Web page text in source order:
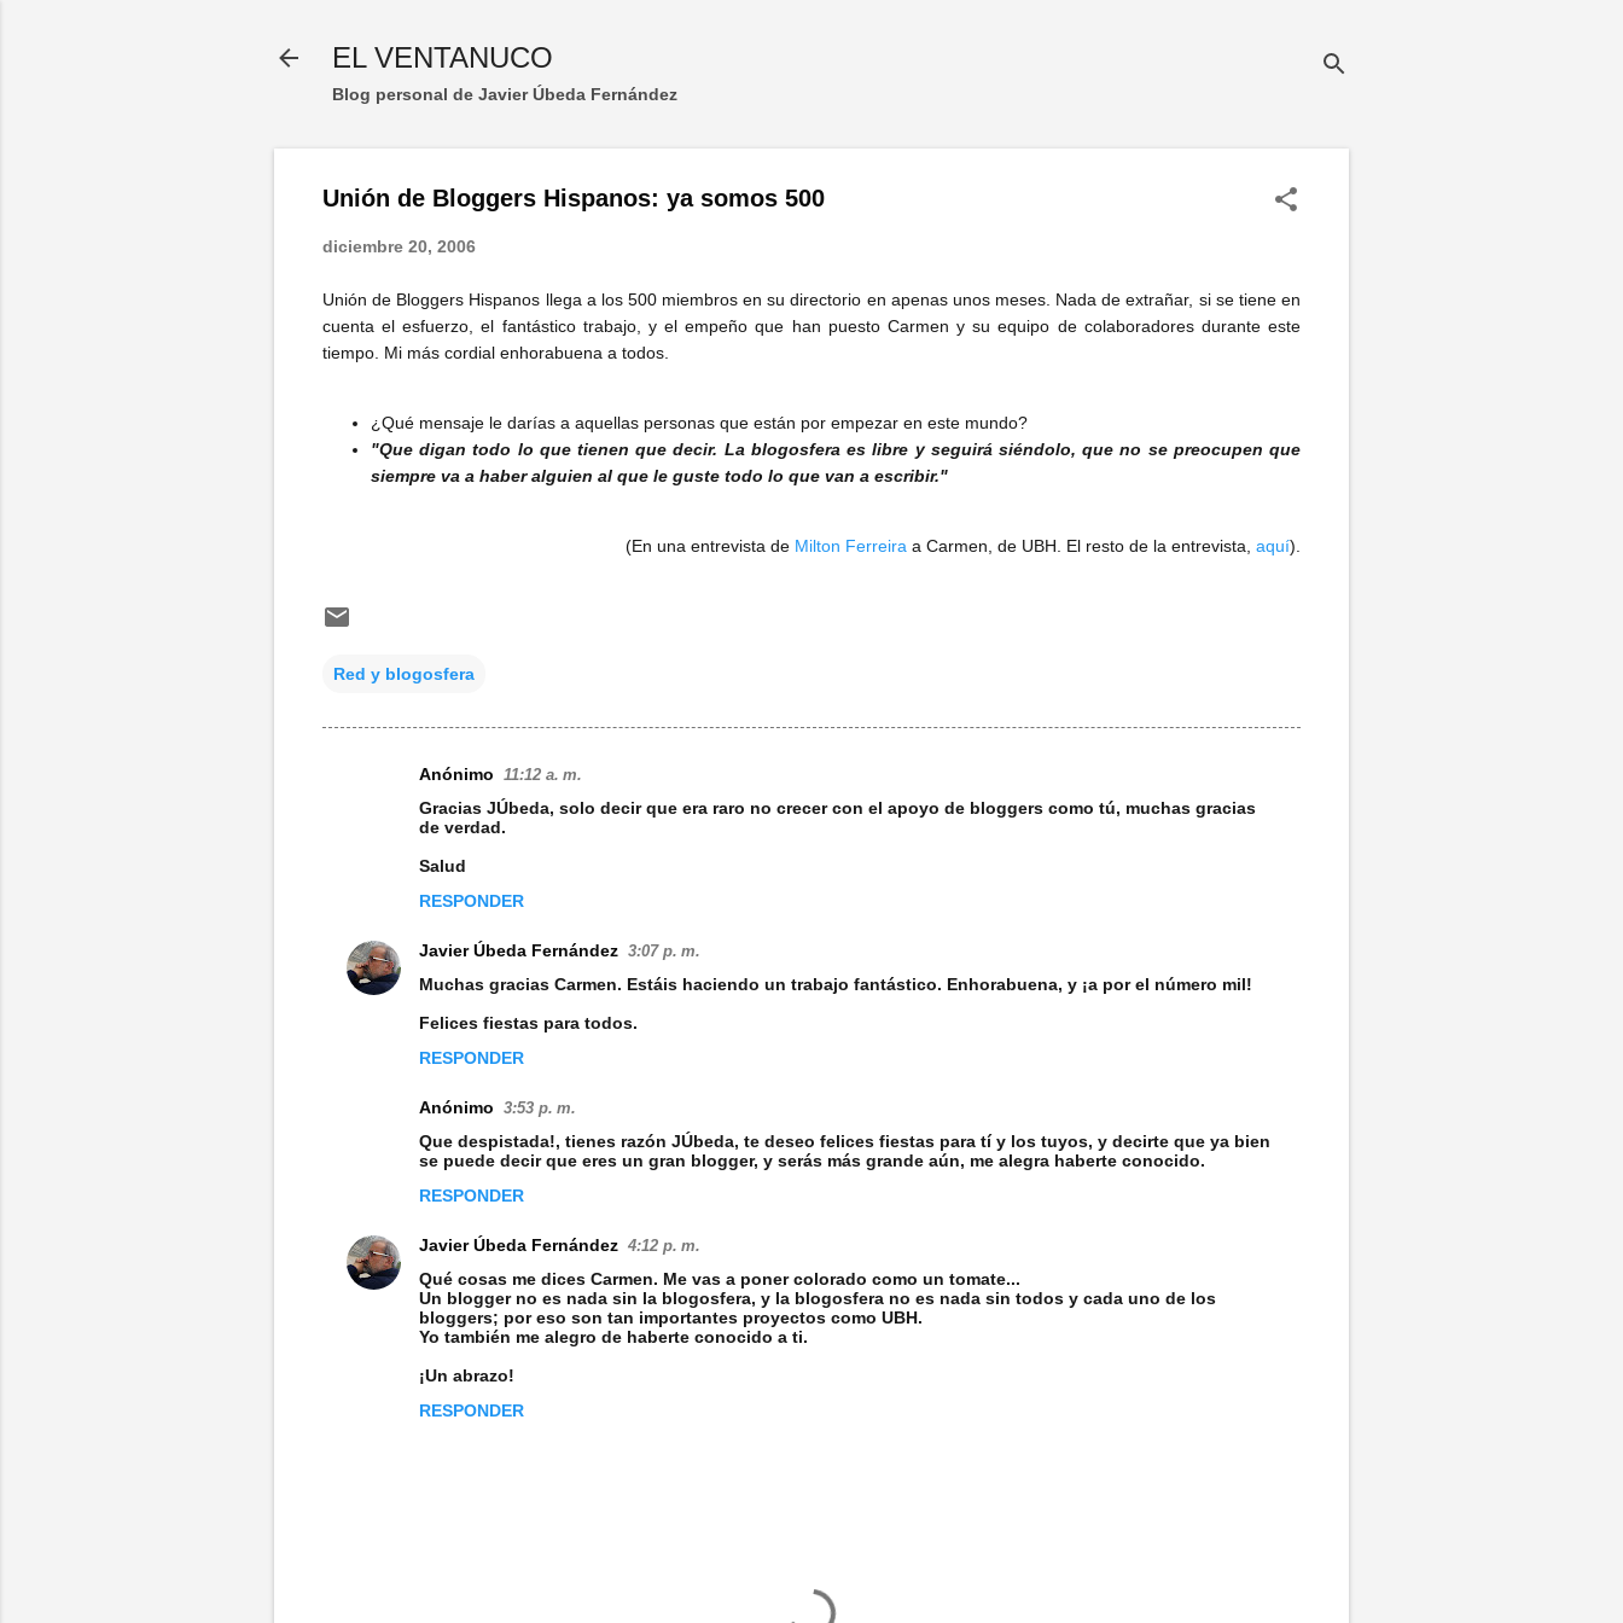
EL VENTANUCO
Blog personal de Javier Úbeda Fernández
Unión de Bloggers Hispanos: ya somos 500
diciembre 20, 2006
Unión de Bloggers Hispanos llega a los 500 miembros en su directorio en apenas unos meses. Nada de extrañar, si se tiene en
cuenta el esfuerzo, el fantástico trabajo, y el empeño que han puesto Carmen y su equipo de colaboradores durante este
tiempo. Mi más cordial enhorabuena a todos.
¿Qué mensaje le darías a aquellas personas que están por empezar en este mundo?
"Que digan todo lo que tienen que decir. La blogosfera es libre y seguirá siéndolo, que no se preocupen que
siempre va a haber alguien al que le guste todo lo que van a escribir."
(En una entrevista de Milton Ferreira a Carmen, de UBH. El resto de la entrevista, aquí).
Red y blogosfera
t
a
Anónimo 11:12 a. m.
Gracias JÚbeda, solo decir que era raro no crecer con el apoyo de bloggers como tú, muchas gracias
de verdad.
Salud
RESPONDER
Javier Úbeda Fernández 3:07 p. m.
Muchas gracias Carmen. Estáis haciendo un trabajo fantástico. Enhorabuena, y ¡a por el número mil!
Felices fiestas para todos.
RESPONDER
Anónimo 3:53 p. m.
Que despistada!, tienes razón JÚbeda, te deseo felices fiestas para tí y los tuyos, y decirte que ya bien
se puede decir que eres un gran blogger, y serás más grande aún, me alegra haberte conocido.
RESPONDER
Javier Úbeda Fernández 4:12 p. m.
Qué cosas me dices Carmen. Me vas a poner colorado como un tomate...
Un blogger no es nada sin la blogosfera, y la blogosfera no es nada sin todos y cada uno de los
bloggers; por eso son tan importantes proyectos como UBH.
Yo también me alegro de haberte conocido a ti.
¡Un abrazo!
RESPONDER